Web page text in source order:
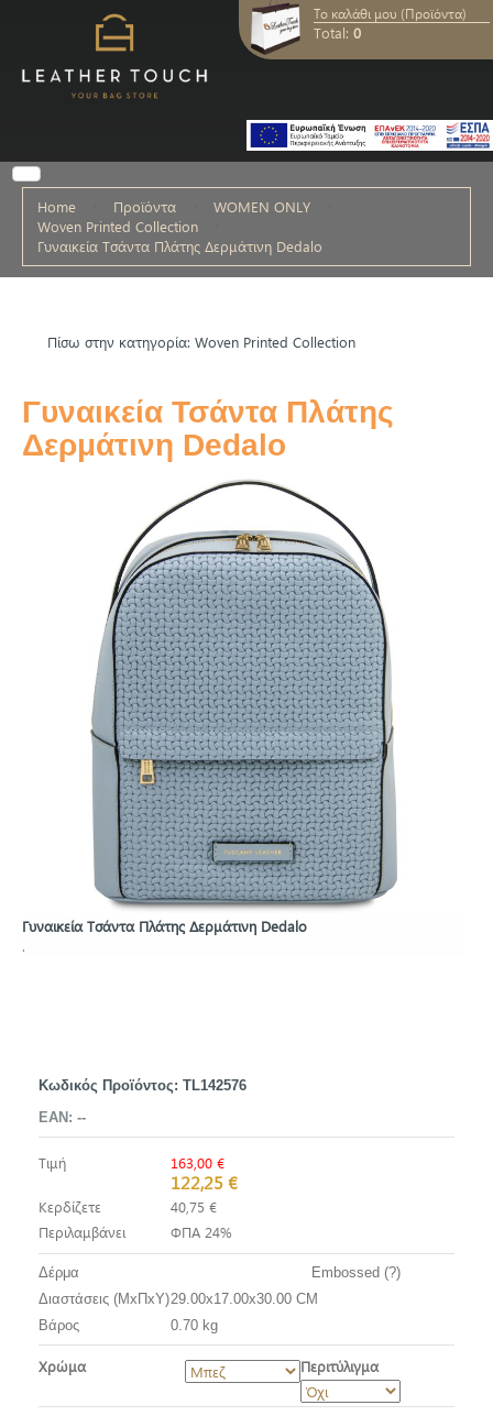
Το καλάθι μου (Προϊόντα)
Total: 0
Home Προϊόντα
WOMEN ONLY
Woven Printed Collection
Γυναικεία Τσάντα Πλάτης Δερμάτινη Dedalo
Πίσω στην κατηγορία: Woven Printed Collection
Γυναικεία Τσάντα Πλάτης
Δερμάτινη Dedalo
Γυναικεία Τσάντα Πλάτης Δερμάτινη Dedalo
.
Κωδικός Προϊόντος: TL142576
EAN: --
Τιμή 163,00 €
122,25 €
Κερδίζετε
40,75 €
Περιλαμβάνει
ΦΠΑ 24%
Δέρμα
Embossed (?)
Διαστάσεις (ΜxΠxΥ)29.00x17.00x30.00 CM
Βάρος
0.70 kg
Χρώμα Περιτύλιγμα